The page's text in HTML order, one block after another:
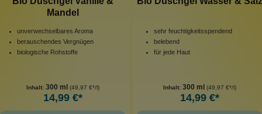
Mandel
unverwechselbares Aroma
berauschendes Vergnügen
biologische Rohstoffe
Inhalt: 300 ml (49,97 €*/l)
14,99 €*
sehr feuchtigkeitsspendend
belebend
für jede Haut
Inhalt: 300 ml (49,97 €*/l)
14,99 €*